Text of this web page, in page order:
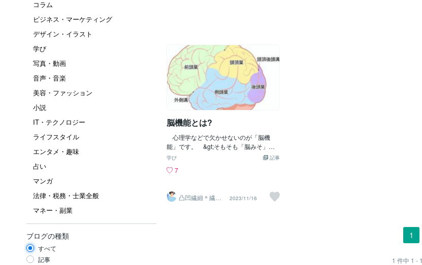
コラム
ビジネス・マーケティング
デザイン・イラスト
学び
写真・動画
音声・音楽
美容・ファッション
小説
IT・テクノロジー
ライフスタイル
エンタメ・趣味
占い
マンガ
法律・税務・士業全般
マネー・副業
ブログの種類
すべて
記事
脳機能とは?
心理学などで欠かせないのが「脳機
能」です。 &gt;そもそも「脳みそ」と
は何ぞや? それが私たちの本音ですね。
が'脳みそそのもの'についても研究が進ん
す。 そこで'今現在分かっているとこ
ろ'を中心にお話します。【前頭葉】 手
記事
学び
7
凸凹繊細＊繊細
親子発達親子の
2023/11/16
1
1 件中 1 - 1